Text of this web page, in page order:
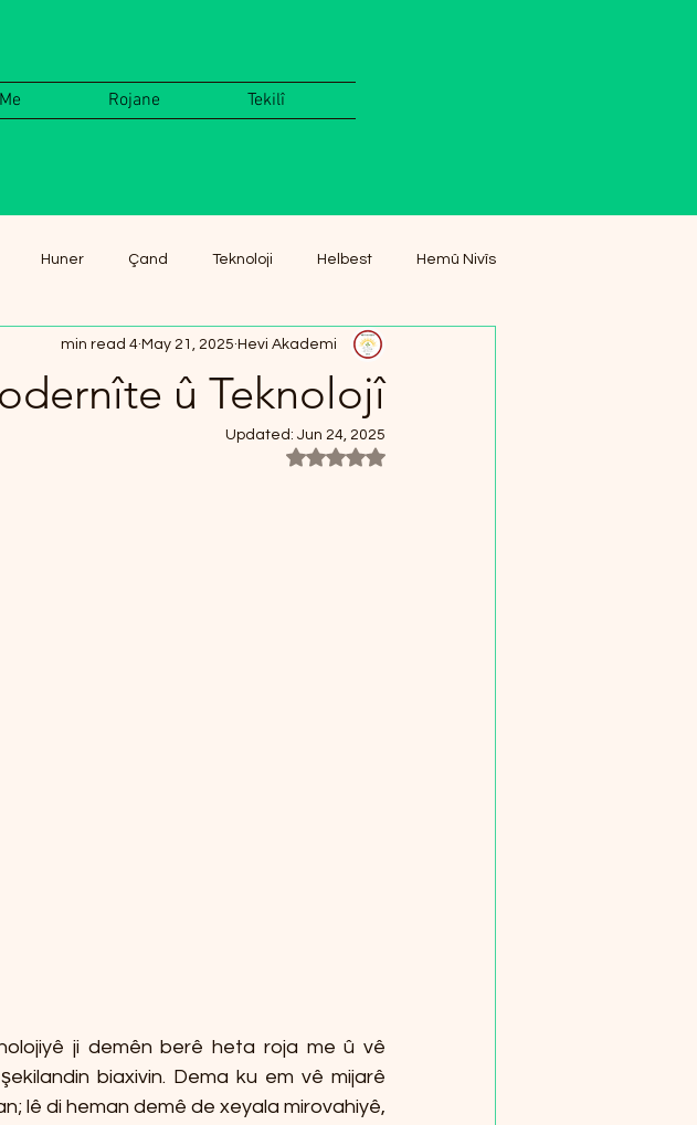
Rojane Tekilî
Hemû Nivîs
Helbest
Teknoloji
Çand
Huner
û Teknolojî
Hevi Akademi
May 21, 2025
4 min read
Updated: Jun 24, 2025
Rated NaN out of 5 stars.
ji demên berê heta roja me û vê
biaxivin. Dema ku em vê mijarê
lê di heman demê de xeyala mirovahiyê,